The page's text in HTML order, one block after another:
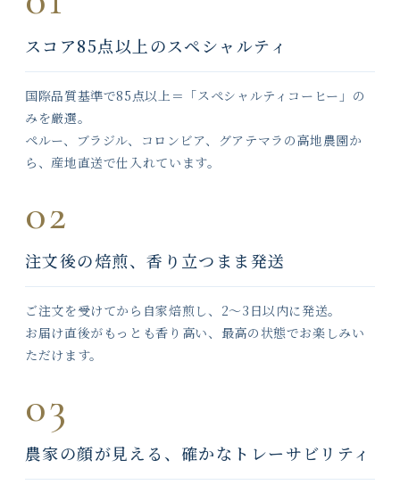
スコア85点以上のスペシャルティ
国際品質基準で85点以上＝「スペシャルティコーヒー」の
みを厳選。
ペルー、ブラジル、コロンビア、グアテマラの高地農園か
ら、産地直送で仕入れています。
02
注文後の焙煎、香り立つまま発送
ご注文を受けてから自家焙煎し、2〜3日以内に発送。
お届け直後がもっとも香り高い、最高の状態でお楽しみい
ただけます。
03
農家の顔が見える、確かなトレーサビリティ